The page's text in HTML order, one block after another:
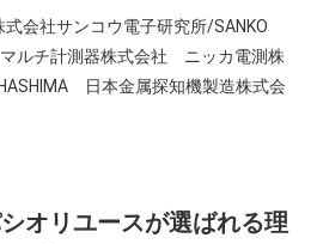
会社サンコウ電子研究所/SANKO
ルチ計測器株式会社 ニッカ電測株
日本金属探知機製造株式会
オリユースが選ばれる理